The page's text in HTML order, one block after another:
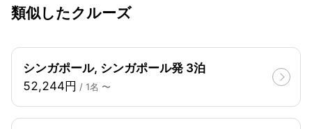
類似したクルーズ
シンガポール, シンガポール発 3泊
52,244円 / 1名 〜